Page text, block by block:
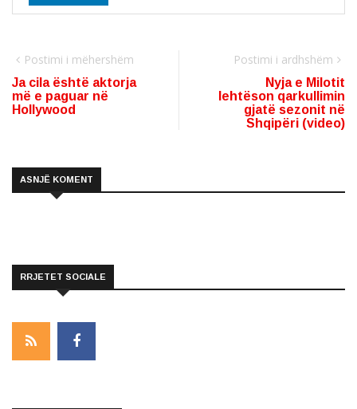
Postimi i mëhershëm
Ja cila është aktorja
më e paguar në
Hollywood
Postimi i ardhshëm
Nyja e Milotit
lehtëson qarkullimin
gjatë sezonit në
Shqipëri (video)
ASNJË KOMENT
RRJETET SOCIALE